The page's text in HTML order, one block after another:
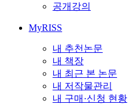
공개강의
MyRISS
내 추천논문
내 책장
내 최근 본 논문
내 저작물관리
내 구매·신청 현황